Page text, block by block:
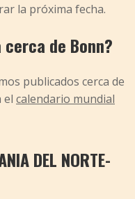
la próxima fecha.
de Bonn?
publicados cerca de
el calendario mundial
DEL NORTE-